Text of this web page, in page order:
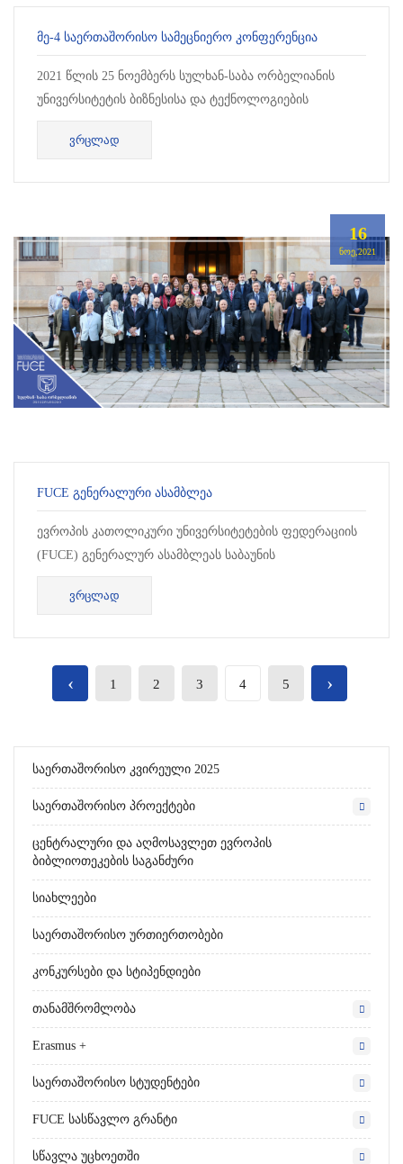
ᲛᲔ-4 ᲡᲐᲔᲠᲗᲐᲨᲝᲠᲘᲡᲝ ᲡᲐᲛᲔᲪᲜᲘᲔᲠᲝ ᲙᲝᲜᲤᲔᲠᲔᲜᲪᲘᲐ
2021 წლის 25 ნოემბერს სულხან-საბა ორბელიანის
უნივერსიტეტის ბიზნესისა და ტექნოლოგიების
ფაკულტეტისა და განვითარების კვლევების
ინსტიტუტის (IDS) ორგანიზებით ჩატარდა მე-4 ს...
ᲕᲠᲪᲚᲐᲓ
16
ᲜᲝᲔ,2021
FUCE ᲒᲔᲜᲔᲠᲐᲚᲣᲠᲘ ᲐᲡᲐᲛᲑᲚᲔᲐ
ევროპის კათოლიკური უნივერსიტეტების ფედერაციის
(FUCE) გენერალურ ასამბლეას საბაუნის
წარმომადგენლები რექტორი პროფ. ვაჟა ვარდიძე და
პრორექტორი, პროფ. დიმიტრი გეგენავა დაეს...
ᲕᲠᲪᲚᲐᲓ
‹ 1 2 3 4 5 ›
Საერთაშორისო Კვირეული 2025
Საერთაშორისო Პროექტები
Ცენტრალური Და Აღმოსავლეთ Ევროპის
Ბიბლიოთეკების Საგანძური
Სიახლეები
Საერთაშორისო Ურთიერთობები
Კონკურსები Და Სტიპენდიები
Თანამშრომლობა
Erasmus +
Საერთაშორისო Სტუდენტები
FUCE Სასწავლო Გრანტი
Სწავლა Უცხოეთში